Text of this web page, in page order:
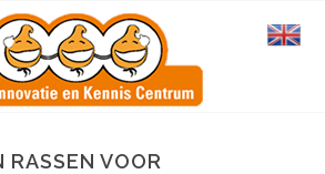
RASSEN VOOR